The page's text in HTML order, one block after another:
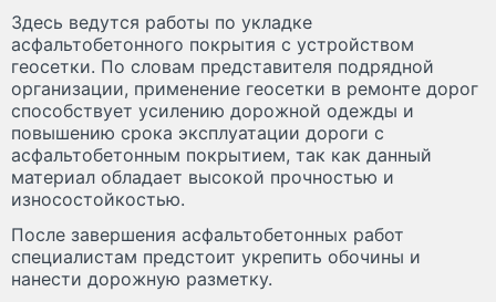
Здесь ведутся работы по укладке
асфальтобетонного покрытия с устройством
геосетки. По словам представителя подрядной
организации, применение геосетки в ремонте дорог
способствует усилению дорожной одежды и
повышению срока эксплуатации дороги с
асфальтобетонным покрытием, так как данный
материал обладает высокой прочностью и
износостойкостью.
После завершения асфальтобетонных работ
специалистам предстоит укрепить обочины и
нанести дорожную разметку.